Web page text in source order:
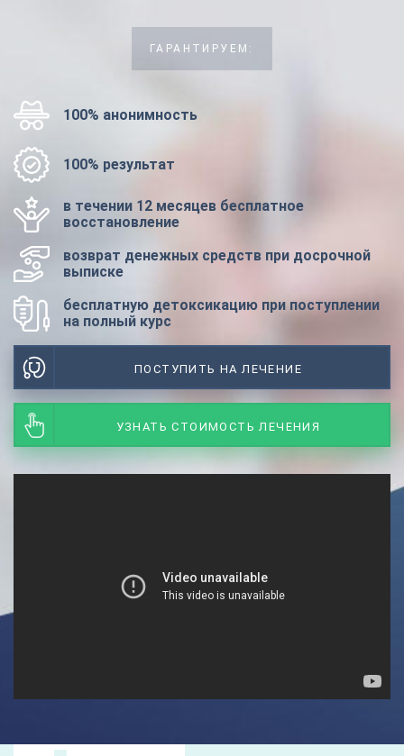
ГАРАНТИРУЕМ:
100% анонимность
100% результат
в течении 12 месяцев бесплатное
восстановление
возврат денежных средств при досрочной
выписке
бесплатную детоксикацию при поступлении
на полный курс
ПОСТУПИТЬ НА ЛЕЧЕНИЕ
УЗНАТЬ СТОИМОСТЬ ЛЕЧЕНИЯ